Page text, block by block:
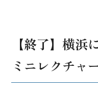
【終了】横浜
ミニレクチャ